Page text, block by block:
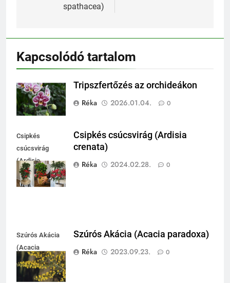
spathacea)
Kapcsolódó tartalom
Tripszfertőzés az orchideákon
Réka
2026.01.04. 0
Csipkés
csúcsvirág
(Ardisia
crenata)
Csipkés csúcsvirág (Ardisia
crenata)
Réka
2024.02.28. 0
Szúrós Akácia
(Acacia
paradoxa)
Szúrós Akácia (Acacia paradoxa)
Réka
2023.09.23. 0